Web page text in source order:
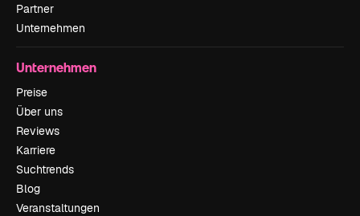
Partner
Unternehmen
Unternehmen
Preise
Über uns
Reviews
Karriere
Suchtrends
Blog
Veranstaltungen